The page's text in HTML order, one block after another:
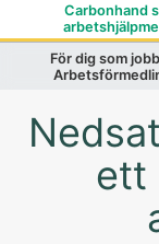
Carbonhand
För dig som
ett